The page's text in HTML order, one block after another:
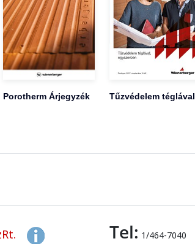
Porotherm Árjegyzék Tűzvédelem téglával
Tel: 1/464-7040